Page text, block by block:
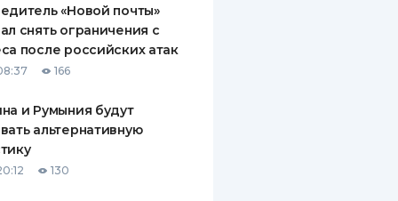
«Новой почты»
снять ограничения с
после российских атак
166
и Румыния будут
альтернативную
130